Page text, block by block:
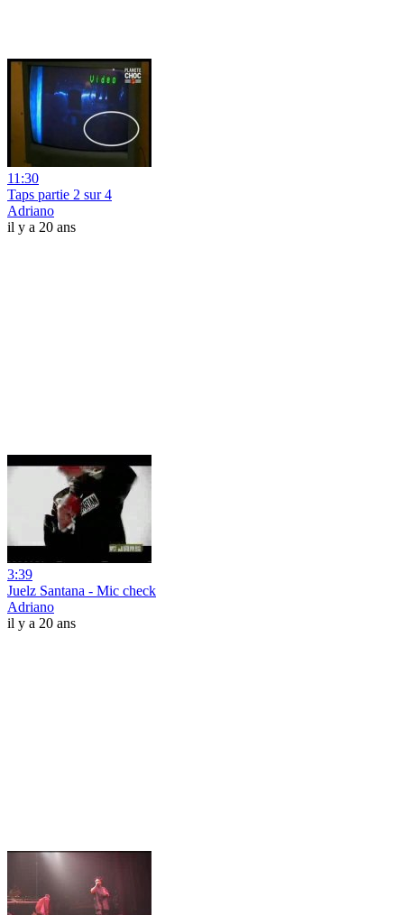
11:30
Taps partie 2 sur 4
Adriano
il y a 20 ans
3:39
Juelz Santana - Mic check
Adriano
il y a 20 ans